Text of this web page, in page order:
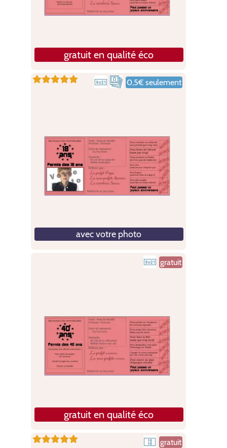
gratuit en qualité éco
0,5€ seulement
avec votre photo
gratuit
gratuit en qualité éco
gratuit